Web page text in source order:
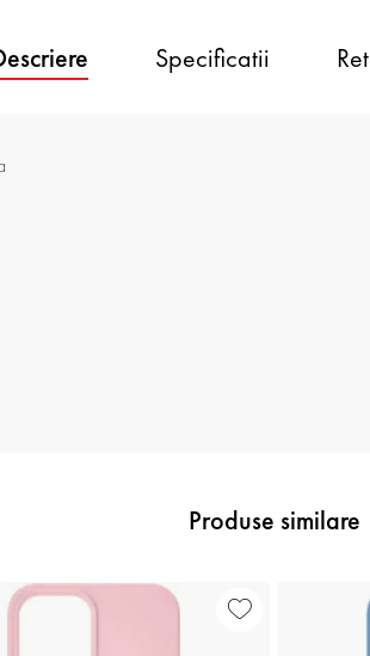
Specificatii
Produse similare